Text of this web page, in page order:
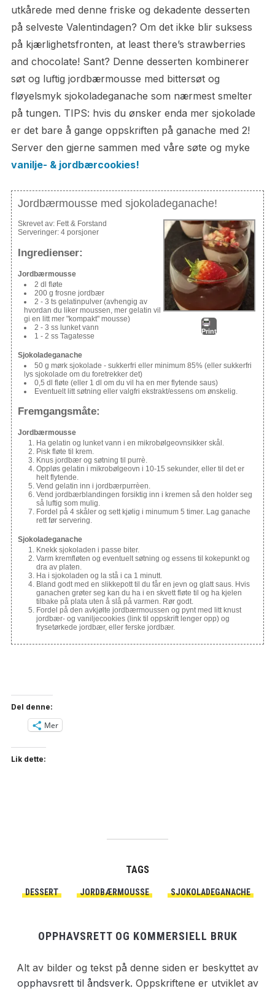
utkårede med denne friske og dekadente desserten
på selveste Valentindagen? Om det ikke blir suksess
på kjærlighetsfronten, at least there’s strawberries
and chocolate! Sant? Denne desserten kombinerer
søt og luftig jordbærmousse med bittersøt og
fløyelsmyk sjokoladeganache som nærmest smelter
på tungen. TIPS: hvis du ønsker enda mer sjokolade
er det bare å gange oppskriften på ganache med 2!
Server den gjerne sammen med våre søte og myke
vanilje- & jordbærcookies!
Jordbærmousse med sjokoladeganache!
Print
Skrevet av: Fett & Forstand
Serveringer: 4 porsjoner
Ingredienser:
Jordbærmousse
2 dl fløte
200 g frosne jordbær
2 - 3 ts gelatinpulver (avhengig av
hvordan du liker moussen, mer gelatin vil
gi en litt mer "kompakt" mousse)
2 - 3 ss lunket vann
1 - 2 ss Tagatesse
Sjokoladeganache
50 g mørk sjokolade - sukkerfri eller minimum 85% (eller sukkerfri
lys sjokolade om du foretrekker det)
0,5 dl fløte (eller 1 dl om du vil ha en mer flytende saus)
Eventuelt litt søtning eller valgfri ekstrakt/essens om ønskelig.
Fremgangsmåte:
Jordbærmousse
Ha gelatin og lunket vann i en mikrobølgeovnsikker skål.
Pisk fløte til krem.
Knus jordbær og søtning til purrè.
Oppløs gelatin i mikrobølgeovn i 10-15 sekunder, eller til det er
helt flytende.
Vend gelatin inn i jordbærpurrèen.
Vend jordbærblandingen forsiktig inn i kremen så den holder seg
så luftig som mulig.
Fordel på 4 skåler og sett kjølig i minumum 5 timer. Lag ganache
rett før servering.
Sjokoladeganache
Knekk sjokoladen i passe biter.
Varm kremfløten og eventuelt søtning og essens til kokepunkt og
dra av platen.
Ha i sjokoladen og la stå i ca 1 minutt.
Bland godt med en slikkepott til du får en jevn og glatt saus. Hvis
ganachen grøter seg kan du ha i en skvett fløte til og ha kjelen
tilbake på plata uten å slå på varmen. Rør godt.
Fordel på den avkjølte jordbærmoussen og pynt med litt knust
jordbær- og vaniljecookies (link til oppskrift lenger opp) og
frysetørkede jordbær, eller ferske jordbær.
Del denne:
Mer
Lik dette:
TAGS
DESSERT JORDBÆRMOUSSE SJOKOLADEGANACHE
OPPHAVSRETT OG KOMMERSIELL BRUK
Alt av bilder og tekst på denne siden er beskyttet av
opphavsrett til åndsverk. Oppskriftene er utviklet av